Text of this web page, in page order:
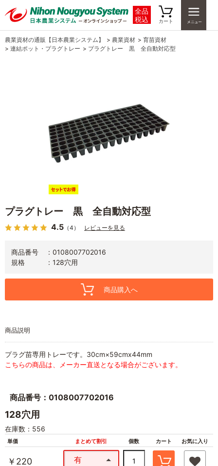
全品
税込
カート
農業資材の通販【日本農業システム】 > 農業資材 > 育苗資材
> 連結ポット・プラグトレー > プラグトレー 黒 全自動対応型
プラグトレー 黒 全自動対応型
4.5 （4） レビューを見る
商品番号
0108007702016
規格
128穴用
商品購入へ
商品説明
プラグ苗専用トレーです。30cm×59cmx44mm
こちらの商品は、メーカー直送となる場合がございます。
商品番号：0108007702016
128穴用
在庫数：556
単価 まとめて割引 個数 カート お気に入り
￥220 有